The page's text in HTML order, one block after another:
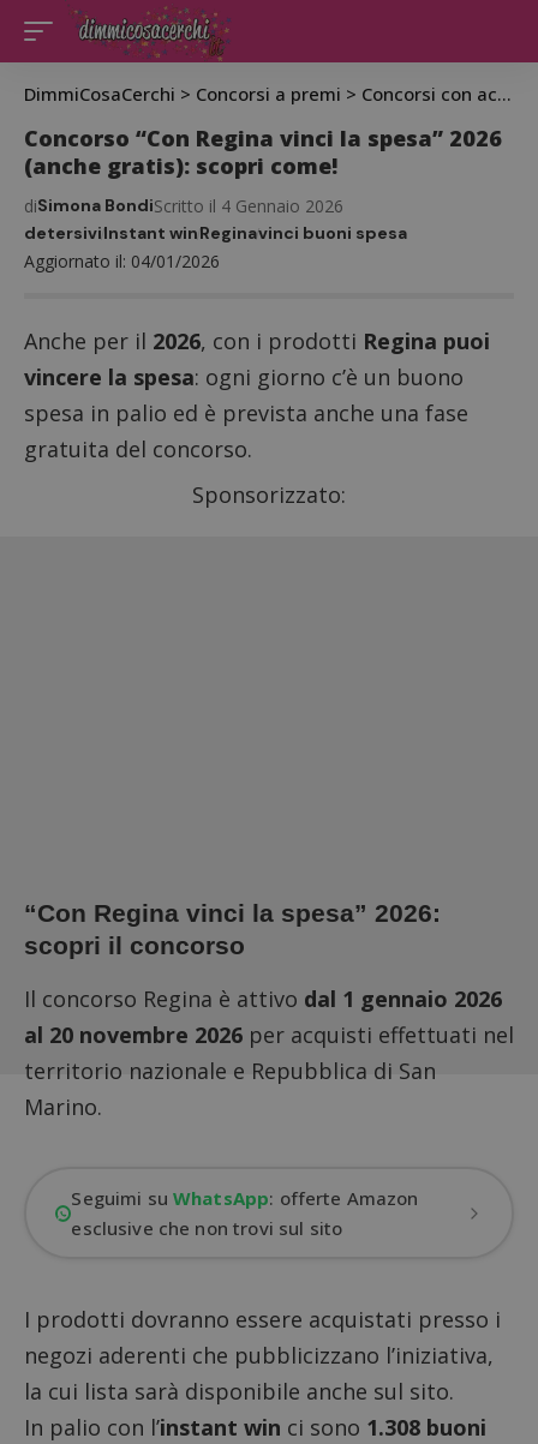
DimmiCosaCerchi > Concorsi a premi > Concorsi con acquisto
Concorso “Con Regina vinci la spesa” 2026
(anche gratis): scopri come!
Aggiornato il: 04/01/2026
diSimona BondiScritto il 4 Gennaio 2026
detersiviInstant winReginavinci buoni spesa
Anche per il 2026, con i prodotti Regina puoi
vincere la spesa: ogni giorno c’è un buono
spesa in palio ed è prevista anche una fase
gratuita del concorso.
Sponsorizzato:
“Con Regina vinci la spesa” 2026:
scopri il concorso
Il concorso Regina è attivo dal 1 gennaio 2026
al 20 novembre 2026 per acquisti effettuati nel
territorio nazionale e Repubblica di San
Marino.
Seguimi suWhatsApp: offerte Amazon
esclusive che non trovi sul sito
I prodotti dovranno essere acquistati presso i
negozi aderenti che pubblicizzano l’iniziativa,
la cui lista sarà disponibile anche sul sito.
In palio con l’instant win ci sono 1.308 buoni